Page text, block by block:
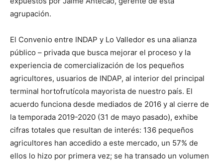
agrupación.
El Convenio entre INDAP y Lo Valledor es una alianza
público – privada que busca mejorar el proceso y la
experiencia de comercialización de los pequeños
agricultores, usuarios de INDAP, al interior del principal
terminal hortofrutícola mayorista de nuestro país. El
acuerdo funciona desde mediados de 2016 y al cierre de
la temporada 2019-2020 (31 de mayo pasado), exhibe
cifras totales que resultan de interés: 136 pequeños
agricultores han accedido a este mercado, un 57% de
ellos lo hizo por primera vez; se ha transado un volumen